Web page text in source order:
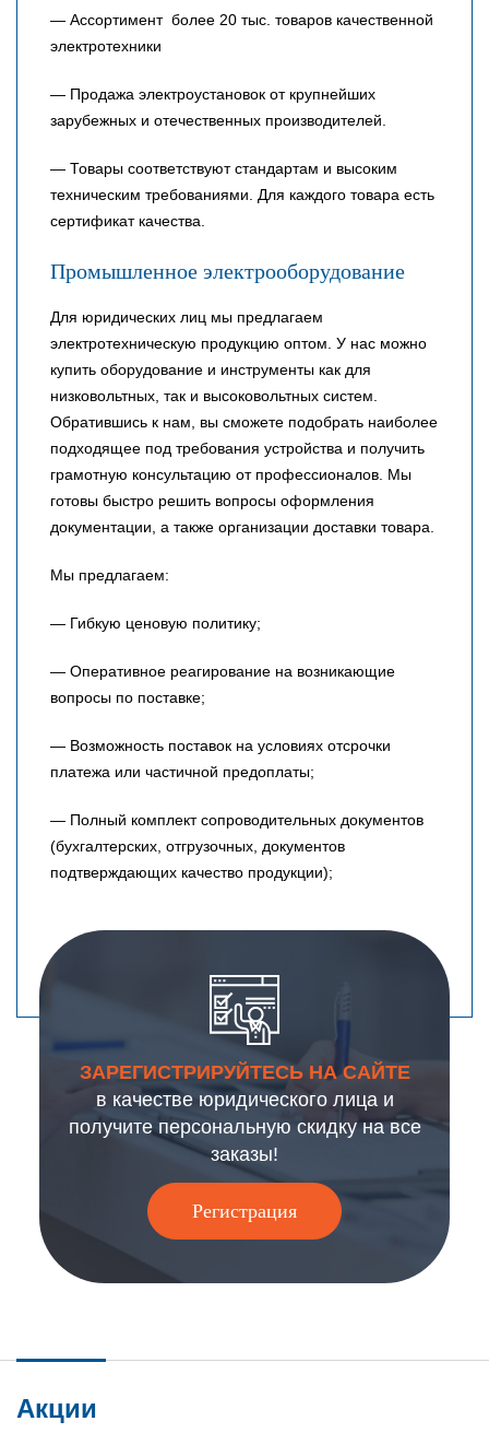
— Ассортимент более 20 тыс. товаров качественной
электротехники
— Продажа электроустановок от крупнейших
зарубежных и отечественных производителей.
— Товары соответствуют стандартам и высоким
техническим требованиями. Для каждого товара есть
сертификат качества.
Промышленное электрооборудование
Для юридических лиц мы предлагаем
электротехническую продукцию оптом. У нас можно
купить оборудование и инструменты как для
низковольтных, так и высоковольтных систем.
Обратившись к нам, вы сможете подобрать наиболее
подходящее под требования устройства и получить
грамотную консультацию от профессионалов. Мы
готовы быстро решить вопросы оформления
документации, а также организации доставки товара.
Мы предлагаем:
— Гибкую ценовую политику;
— Оперативное реагирование на возникающие
вопросы по поставке;
— Возможность поставок на условиях отсрочки
платежа или частичной предоплаты;
— Полный комплект сопроводительных документов
(бухгалтерских, отгрузочных, документов
подтверждающих качество продукции);
ЗАРЕГИСТРИРУЙТЕСЬ НА САЙТЕ
в качестве юридического лица и
получите персональную скидку на все
заказы!
Регистрация
Акции